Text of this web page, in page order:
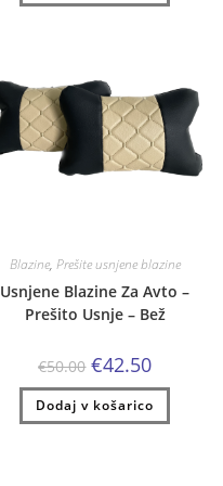
€41.00.
Blazine, Prešite usnjene blazine
Usnjene Blazine Za Avto –
Prešito Usnje – Bež
€50.00 Izvirna
cena
je
bila:
€50.00.
€42.50Trenutna
je:
€42.50.
Dodaj v košarico